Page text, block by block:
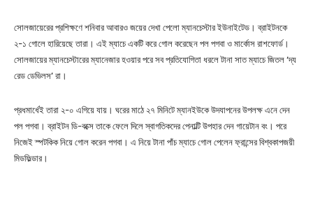
সোলজায়েরের প্রশিক্ষণে শনিবার আবারও জয়ের দেখা পেলো ম্যানচেস্টার ইউনাইটেড। ব্রাইটনকে
২-১ গোলে হারিয়েছে তারা। এই ম্যাচে একটি করে গোল করেছেন পল পগবা ও মার্কোস রাশফোর্ড।
সোলজায়ের ম্যানচেস্টারের ম্যানেজার হওয়ার পরে সব প্রতিযোগিতা ধরলে টানা সাত ম্যাচে জিতল ‘দ্য
রেড ডেভিলস’ রা।
প্রধমার্ধেই তারা ২-০ এগিয়ে যায়। ঘরের মাঠে ২৭ মিনিটে ম্যানইউকে উদযাপনের উপলক্ষ এনে দেন
পল পগবা। ব্রাইটন ডি-বক্সে তাকে ফেলে দিলে স্বাগতিকদের পেনাল্টি উপহার দেন গায়েটান বং। পরে
নিজেই স্পটকিক নিয়ে গোল করেন পগবা। এ নিয়ে টানা পাঁচ ম্যাচে গোল পেলেন ফ্রান্সের বিশ্বকাপজয়ী
মিডফিল্ডার।